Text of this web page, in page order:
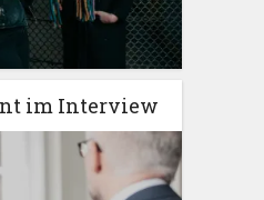
im Interview